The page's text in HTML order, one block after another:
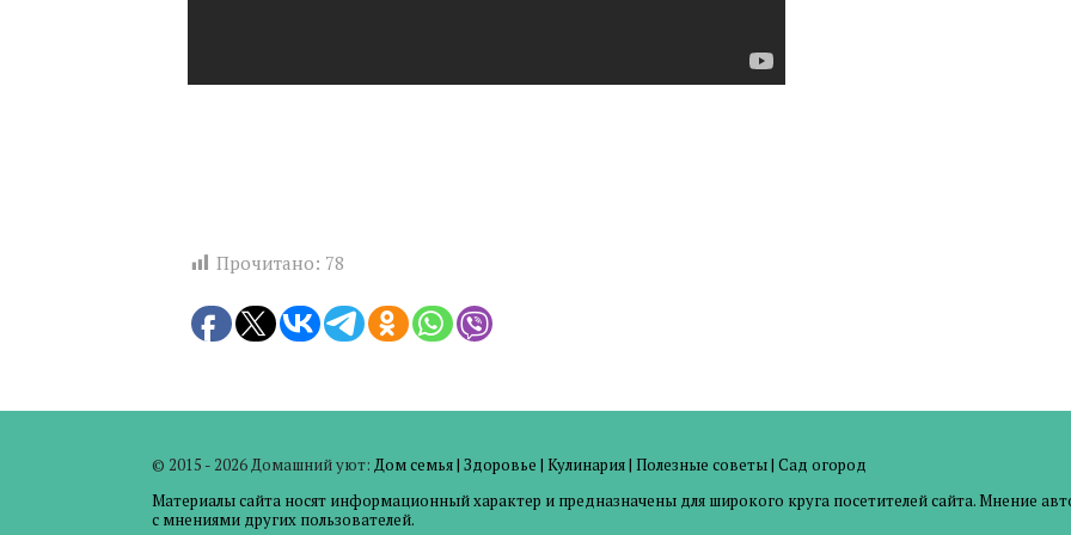
Прочитано: 78
© 2015 - 2026 Домашний уют: Дом семья| Здоровье | Кулинария| Полезные советы| Сад огород
Материалы сайта носят информационный характер и предназначены для широкого круга посетителей сайта. Мнение
с мнениями других пользователей.